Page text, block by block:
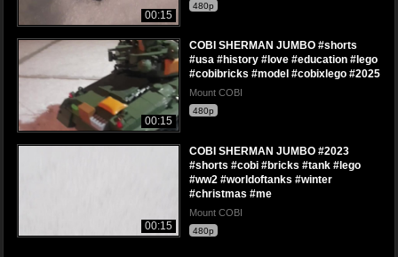
00:15
480p
00:15
COBI SHERMAN JUMBO #shorts
#usa #history #love #education #lego
#cobibricks #model #cobixlego #2025
Mount COBI
480p
00:15
COBI SHERMAN JUMBO #2023
#shorts #cobi #bricks #tank #lego
#ww2 #worldoftanks #winter
#christmas #me
Mount COBI
480p